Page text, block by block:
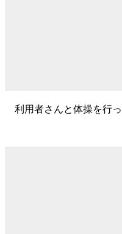
利用者さんと体操を行っ